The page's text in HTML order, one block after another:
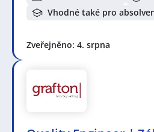
Vhodné také pro
Zveřejněno: 4. srpna